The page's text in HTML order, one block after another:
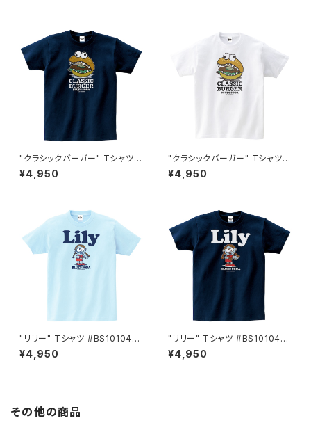
"クラシックバーガー" Tシャツ #
BS101048NVY
¥4,950
"クラシックバーガー" Tシャツ #
BS101048WHT
¥4,950
"リリー" Tシャツ #BS101046
SAX
¥4,950
"リリー" Tシャツ #BS101046
NVY
¥4,950
その他の商品